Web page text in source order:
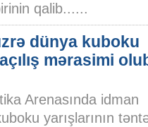
qalib......
dünya kuboku
mərasimi
Arenasında idman
yarışlarının